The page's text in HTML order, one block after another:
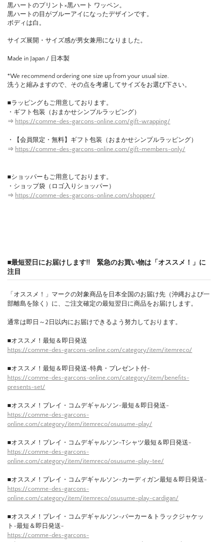
黒ハートのプリント×黒ハート ワッペン。
黒ハートの目がブルーアイになったデザインです。
ボディは白。
サイズ展開・サイズ感が男女兼用になりました。
Made in Japan / 日本製
*We recommend ordering one size up from your usual size.
洗うと縮みますので、その点を考慮してサイズをお選び下さい。
■ラッピングもご用意しております。
・ギフト包装（おまかせシンプルラッピング）
⇒ https://comme-des-garcons-online.com/gift-wrapping/
・【会員限定・無料】ギフト包装（おまかせシンプルラッピング）
⇒ https://comme-des-garcons-online.com/gift-members-only/
■ショッパーもご用意しております。
・ショップ袋（ロゴ入りショッパー）
⇒ https://comme-des-garcons-online.com/shopper/
■最短翌日にお届けします!! 緊急のお買い物は「オススメ！」に
注目
「オススメ！」マークの対象商品を日本全国のお届け先（沖縄および一
部離島を除く）に、ご注文確定の最短翌日に商品をお届けします。
通常は即日～2日以内にお届けできるよう努力しております。
■オススメ！最短＆即日発送
https://comme-des-garcons-online.com/category/item/itemreco/
■オススメ！最短＆即日発送-特典・プレゼント付-
https://comme-des-garcons-online.com/category/item/benefits-
presents-set/
■オススメ！プレイ・コムデギャルソン-最短＆即日発送-
https://comme-des-garcons-
online.com/category/item/itemreco/osusume-play/
■オススメ！プレイ・コムデギャルソン-Tシャツ最短＆即日発送-
https://comme-des-garcons-
online.com/category/item/itemreco/osusume-play-tee/
■オススメ！プレイ・コムデギャルソン-カーディガン最短＆即日発送-
https://comme-des-garcons-
online.com/category/item/itemreco/osusume-play-cardigan/
■オススメ！プレイ・コムデギャルソン-パーカー＆トラックジャケッ
ト-最短＆即日発送-
https://comme-des-garcons-